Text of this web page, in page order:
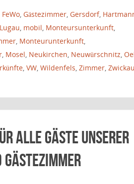
FeWo, Gästezimmer, Gersdorf,
Lugau, mobil, Monteursunterkunft,
, Monteurunterkunft,
, Mosel, Neukirchen, Neuwürschnitz,
, VW, Wildenfels, Zimmer, Zwickau
für alle Gäste unserer